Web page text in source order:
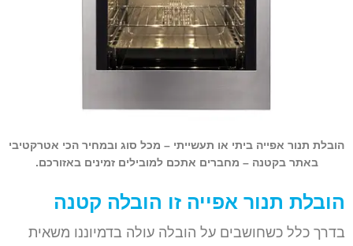
הובלת תנור אפייה ביתי או תעשייתי – מכל סוג ובמחיר הכי אטרקטיבי
באתר בקטנה – מחברים אתכם למובילים זמינים באזורכם.
הובלת תנור אפייה זו הובלה קטנה
בדרך כלל כשחושבים על הובלה עולה בדמיוננו משאית